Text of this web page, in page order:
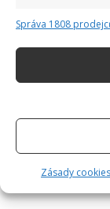
Správa 1808
Zásady cookies
Jak dnes žijí
koncertech, ale